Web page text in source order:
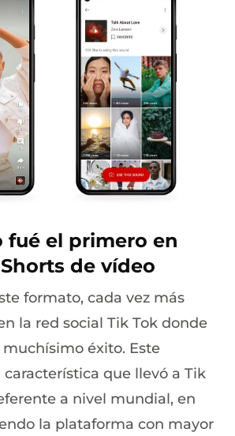
fué el primero en
de vídeo
formato, cada vez más
la red social Tik Tok donde
éxito. Este
que llevó a Tik
a nivel mundial, en
la plataforma con mayor